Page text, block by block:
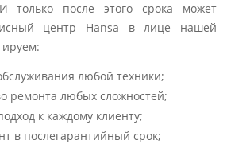
после этого срока может
центр Hansa в лице нашей
любой техники;
ремонта любых сложностей;
к каждому клиенту;
в послегарантийный срок;